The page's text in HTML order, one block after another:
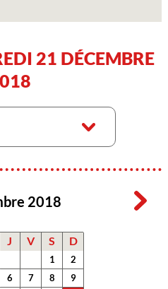
21 DÉCEMBRE
2018
J V S D
1
2
6 7 8
9